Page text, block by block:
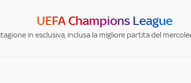
UEFA Champions League
in esclusiva, inclusa la migliore partita del